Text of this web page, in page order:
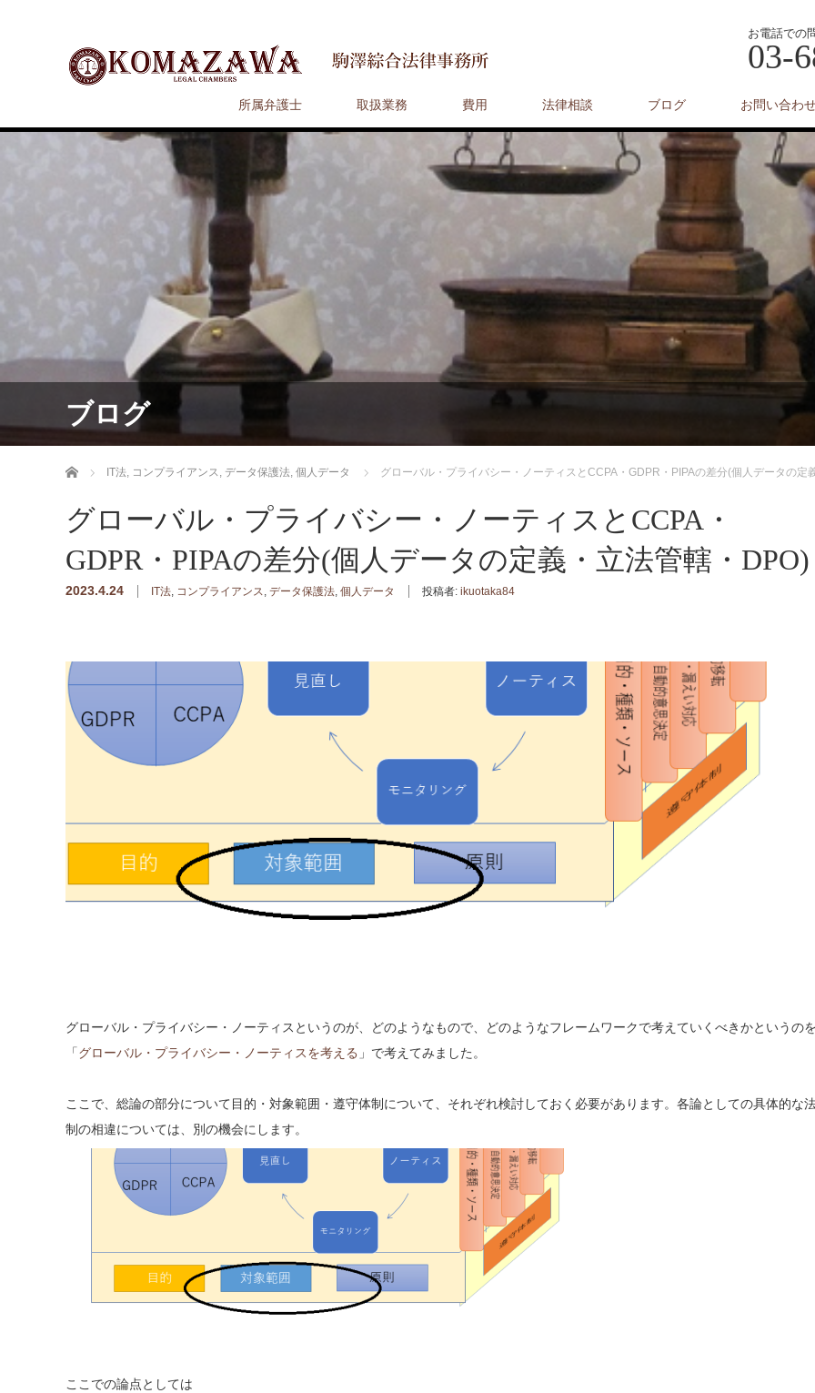
お電話での
03-
所属弁護士 取扱業務 費用 法律相談 ブログ お問い合わ
ブログ
ホーム IT法, コンプライアンス, データ保護法, 個人データ グローバル・プライバシー・ノーティスとCCPA・GDPR・PIPAの差分(個人データの定
グローバル・プライバシー・ノーティスとCCPA・
GDPR・PIPAの差分(個人データの定義・立法管轄・DPO)
2023.4.24 IT法, コンプライアンス, データ保護法, 個人データ 投稿者: ikuotaka84
グローバル・プライバシー・ノーティスというのが、どのようなもので、どのようなフレームワークで考えていくべきかというの
「グローバル・プライバシー・ノーティスを考える 」で考えてみました。
ここで、総論の部分について目的・対象範囲・遵守体制について、それぞれ検討しておく必要があります。各論としての具体的な
制の相違については、別の機会にします。
ここでの論点としては